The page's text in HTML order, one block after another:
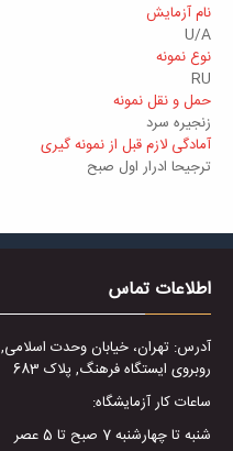
نام آزمایش
U/A
نوع نمونه
RU
حمل و نقل نمونه
زنجیره سرد
آمادگی لازم قبل از نمونه گیری
ترجیحا ادرار اول صبح
اطلاعات تماس
آدرس: تهران، خیابان وحدت
روبروی ایستگاه فرهنگ, پلاک 683
ساعات کار آزمایشگاه:
شنبه تا چهارشنبه 7 صبح تا 5 عصر